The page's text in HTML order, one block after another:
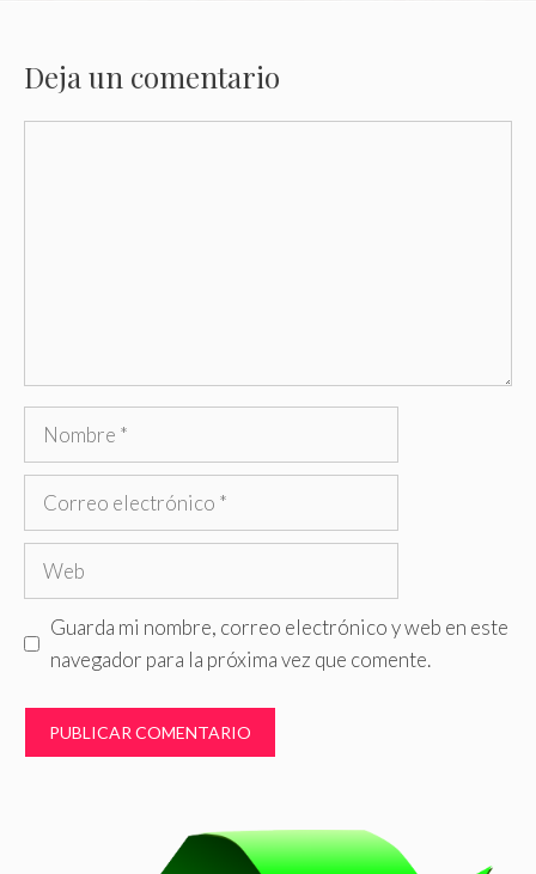
Deja un comentario
Nombre
Correo
Web
Guarda mi nombre, correo electrónico y web en este
navegador para la próxima vez que comente.